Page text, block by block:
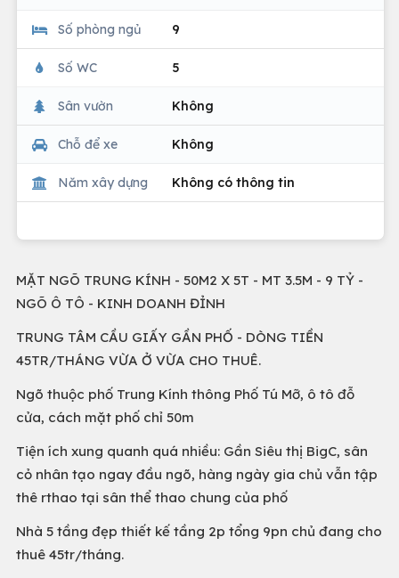
Số phòng ngủ 9
Số WC 5
Sân vườn Không
Chỗ để xe Không
Năm xây dựng Không có thông tin
MẶT NGÕ TRUNG KÍNH - 50M2 X 5T - MT 3.5M - 9 TỶ -
NGÕ Ô TÔ - KINH DOANH ĐỈNH
TRUNG TÂM CẦU GIẤY GẦN PHỐ - DÒNG TIỀN
45TR/THÁNG VỪA Ở VỪA CHO THUÊ.
Ngõ thuộc phố Trung Kính thông Phố Tú Mỡ, ô tô đỗ
cửa, cách mặt phố chỉ 50m
Tiện ích xung quanh quá nhiều: Gần Siêu thị BigC, sân
cỏ nhân tạo ngay đầu ngõ, hàng ngày gia chủ vẫn tập
thê rthao tại sân thể thao chung của phố
Nhà 5 tầng đẹp thiết kế tầng 2p tổng 9pn chủ đang cho
thuê 45tr/tháng.